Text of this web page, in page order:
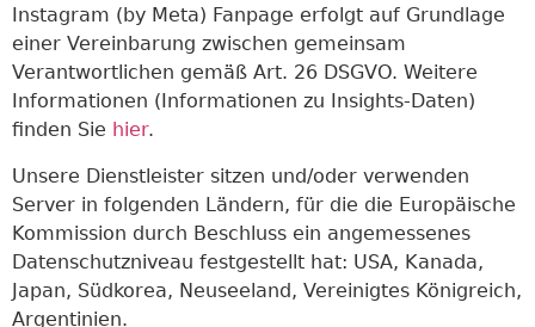
Instagram (by Meta) Fanpage erfolgt auf Grundlage
einer Vereinbarung zwischen gemeinsam
Verantwortlichen gemäß Art. 26 DSGVO. Weitere
Informationen (Informationen zu Insights-Daten)
finden Sie hier.
Unsere Dienstleister sitzen und/oder verwenden
Server in folgenden Ländern, für die die Europäische
Kommission durch Beschluss ein angemessenes
Datenschutzniveau festgestellt hat: USA, Kanada,
Japan, Südkorea, Neuseeland, Vereinigtes Königreich,
Argentinien.